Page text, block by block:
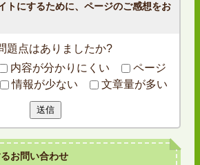
トにするために、ページのご感想をお
題点はありましたか?
内容が分かりにくい
ページ
情報が少ない 文章量が多い
送信
お問い合わせ